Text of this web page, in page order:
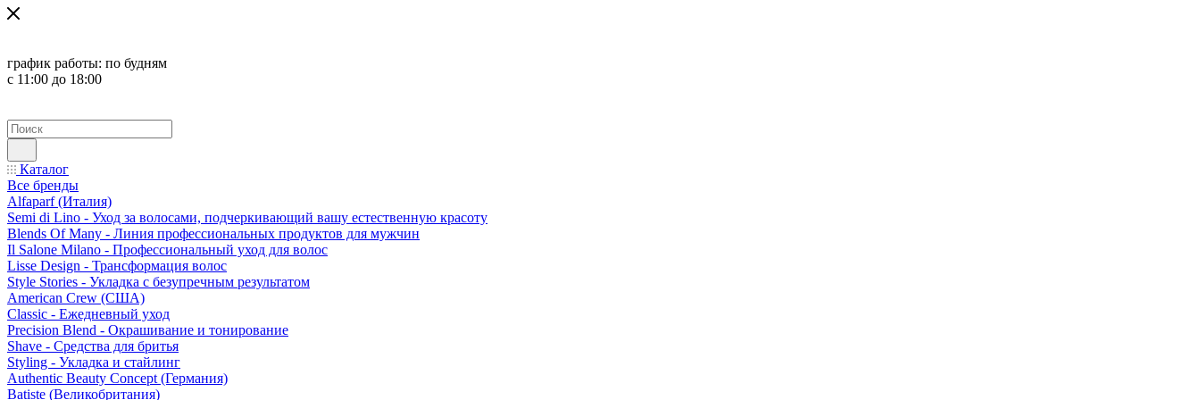
график работы: по будням
с 11:00 до 18:00
Каталог
Все бренды
Alfaparf (Италия)
Semi di Lino - Уход за волосами, подчеркивающий вашу естественную красоту
Blends Of Many - Линия профессиональных продуктов для мужчин
Il Salone Milano - Профессиональный уход для волос
Lisse Design - Трансформация волос
Style Stories - Укладка с безупречным результатом
American Crew (США)
Classic - Ежедневный уход
Precision Blend - Окрашивание и тонирование
Shave - Средства для бритья
Styling - Укладка и стайлинг
Authentic Beauty Concept (Германия)
Batiste (Великобритания)